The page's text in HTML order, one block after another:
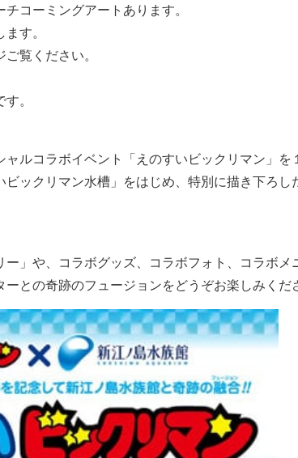
コーミングアートあります。
す。
覧ください。
。
ルコラボイベント「えのすいビックリマン」を
ックリマン水槽」をはじめ、特別に描き下ろ
」や、コラボグッズ、コラボフォト、コラボメ
との奇跡のフュージョンをどうぞお楽しみくだ